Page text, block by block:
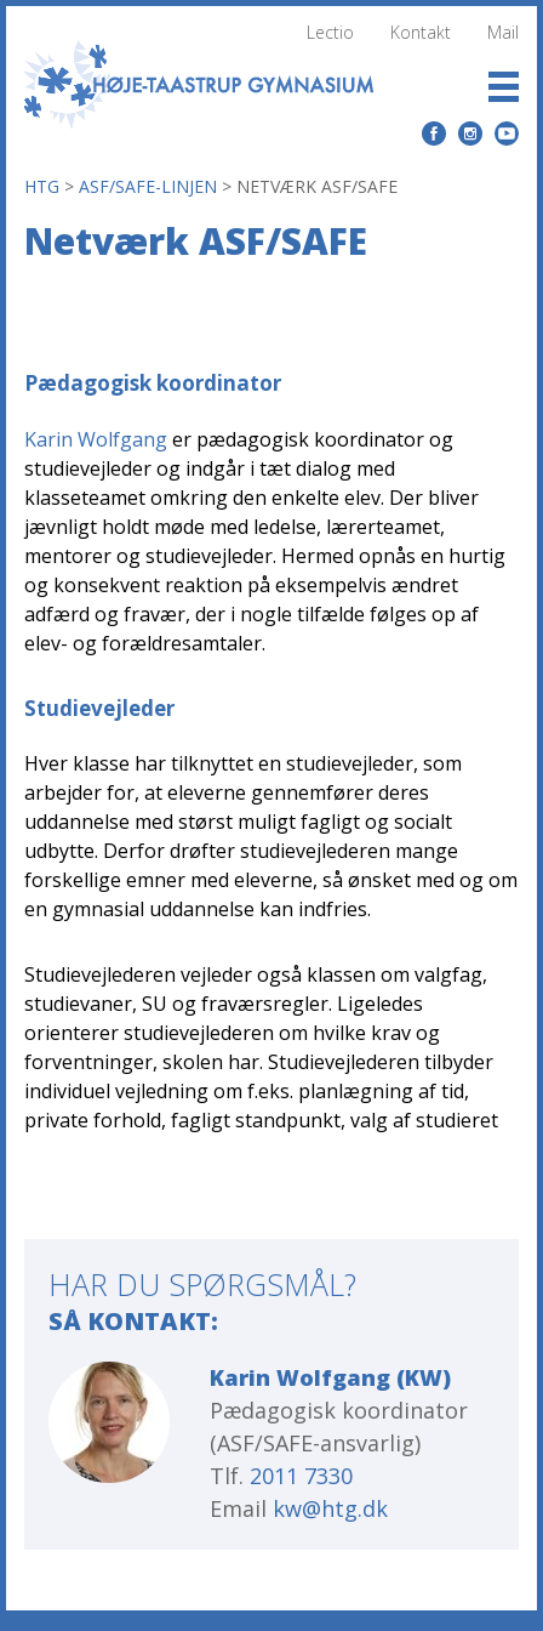
Lectio Kontakt Mail
HTG > ASF/SAFE-LINJEN > NETVÆRK ASF/SAFE
Netværk ASF/SAFE
Pædagogisk koordinator
Karin Wolfganger pædagogisk koordinator og
studievejleder og indgår i tæt dialog med
klasseteamet omkring den enkelte elev. Der bliver
jævnligt holdt møde med ledelse, lærerteamet,
mentorer og studievejleder. Hermed opnås en hurtig
og konsekvent reaktion på eksempelvis ændret
adfærd og fravær, der i nogle tilfælde følges op af
elev- og forældresamtaler.
Studievejleder
Hver klasse har tilknyttet en studievejleder, som
arbejder for, at eleverne gennemfører deres
uddannelse med størst muligt fagligt og socialt
udbytte. Derfor drøfter studievejlederen mange
forskellige emner med eleverne, så ønsket med og om
en gymnasial uddannelse kan indfries.
Studievejlederen vejleder også klassen om valgfag,
studievaner, SU og fraværsregler. Ligeledes
orienterer studievejlederen om hvilke krav og
forventninger, skolen har. Studievejlederen tilbyder
individuel vejledning om f.eks. planlægning af tid,
private forhold, fagligt standpunkt, valg af studieret
HAR DU SPØRGSMÅL?
SÅ KONTAKT:
Karin Wolfgang (KW)
Pædagogisk koordinator
(ASF/SAFE-ansvarlig)
Tlf. 2011 7330
Email kw@htg.dk